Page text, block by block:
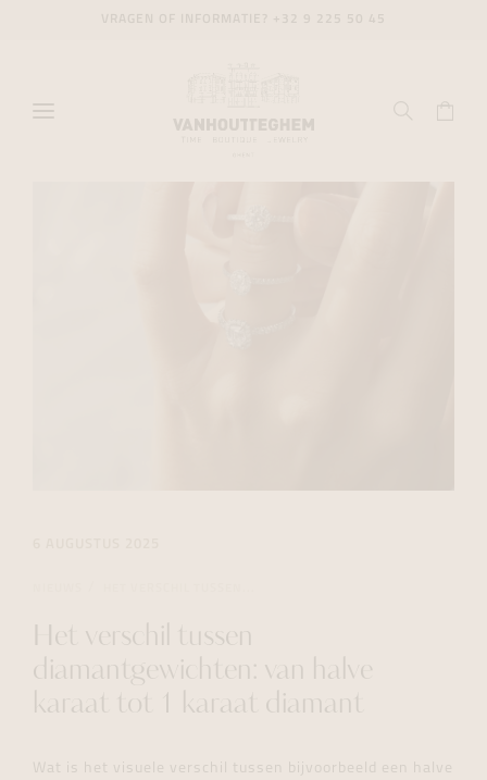
Het verschil tussen
diamantgewichten: van halve
karaat tot 1 karaat diamant
Wat is het visuele verschil tussen bijvoorbeeld een halve